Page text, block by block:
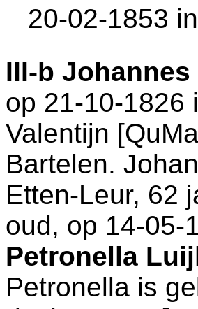
20-02-1853 in
III-b Johannes
op 21-10-1826
Valentijn
Bartelen.
Etten-Leur, 62
oud, op 14-05-
Petronella
Petronella is